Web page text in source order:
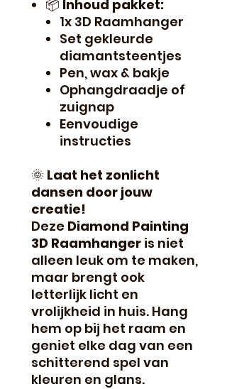
📦 Inhoud pakket:
1x 3D Raamhanger
Set gekleurde
diamantsteentjes
Pen, wax & bakje
Ophangdraadje of
zuignap
Eenvoudige
instructies
🌞 Laat het zonlicht
dansen door jouw
creatie!
Deze Diamond Painting
3D Raamhanger is niet
alleen leuk om te maken,
maar brengt ook
letterlijk licht en
vrolijkheid in huis. Hang
hem op bij het raam en
geniet elke dag van een
schitterend spel van
kleuren en glans.